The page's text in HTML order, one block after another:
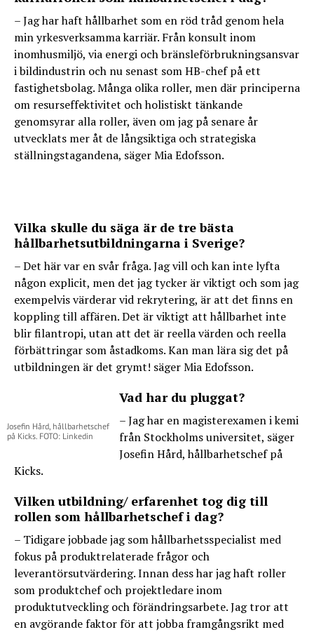
– Jag har haft hållbarhet som en röd tråd genom hela
min yrkesverksamma karriär. Från konsult inom
inomhusmiljö, via energi och bränsleförbrukningsansvar
i bildindustrin och nu senast som HB-chef på ett
fastighetsbolag. Många olika roller, men där principerna
om resurseffektivitet och holistiskt tänkande
genomsyrar alla roller, även om jag på senare år
utvecklats mer åt de långsiktiga och strategiska
ställningstagandena, säger Mia Edofsson.
Vilka skulle du säga är de tre bästa
hållbarhetsutbildningarna i Sverige?
– Det här var en svår fråga. Jag vill och kan inte lyfta
någon explicit, men det jag tycker är viktigt och som jag
exempelvis värderar vid rekrytering, är att det finns en
koppling till affären. Det är viktigt att hållbarhet inte
blir filantropi, utan att det är reella värden och reella
förbättringar som åstadkoms. Kan man lära sig det på
utbildningen är det grymt! säger Mia Edofsson.
Josefin Hård, hållbarhetschef
på Kicks. FOTO: Linkedin
Vad har du pluggat?
– Jag har en magisterexamen i kemi
från Stockholms universitet, säger
Josefin Hård, hållbarhetschef på
Kicks.
Vilken utbildning/ erfarenhet tog dig till
rollen som hållbarhetschef i dag?
– Tidigare jobbade jag som hållbarhetsspecialist med
fokus på produktrelaterade frågor och
leverantörsutvärdering. Innan dess har jag haft roller
som produktchef och projektledare inom
produktutveckling och förändringsarbete. Jag tror att
en avgörande faktor för att jobba framgångsrikt med